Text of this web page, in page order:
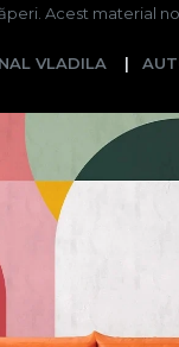
Acest material
VLADILA